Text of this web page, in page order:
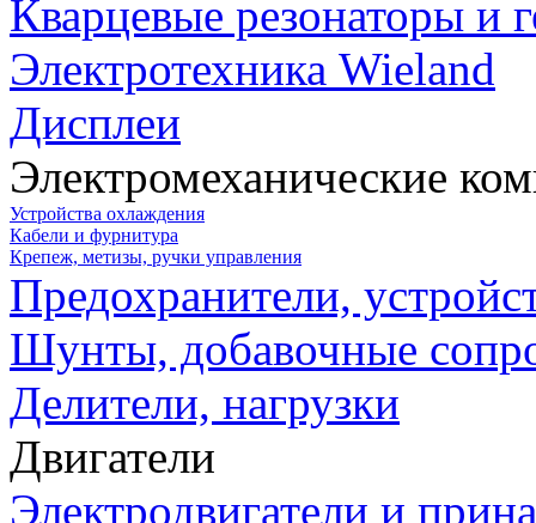
Кварцевые резонаторы и
Электротехника Wieland
Дисплеи
Электромеханические
Устройства охлаждения
Кабели и фурнитура
Крепеж, метизы, ручки управления
Предохранители,
Шунты, добавочные
Делители, нагрузки
Двигатели
Электродвигатели и